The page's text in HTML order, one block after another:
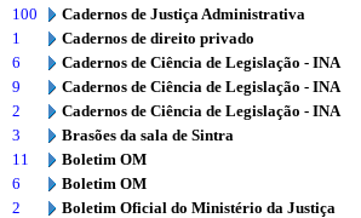
100
Cadernos de Justiça Administrativa
1
Cadernos de direito privado
6
Cadernos de Ciência de Legislação - INA
9
Cadernos de Ciência de Legislação - INA
2
Cadernos de Ciência de Legislação - INA
3
Brasões da sala de Sintra
11
Boletim OM
6
Boletim OM
2
Boletim Oficial do Ministério da Justiça